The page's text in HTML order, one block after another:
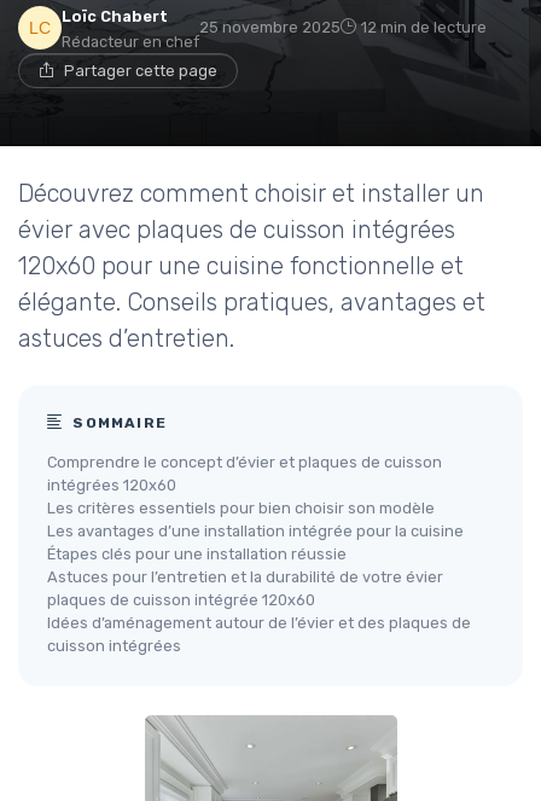
Loïc Chabert
Rédacteur en chef
25 novembre 2025 12 min de lecture
Partager cette page
Découvrez comment choisir et installer un
évier avec plaques de cuisson intégrées
120x60 pour une cuisine fonctionnelle et
élégante. Conseils pratiques, avantages et
astuces d’entretien.
SOMMAIRE
Comprendre le concept d’évier et plaques de cuisson
intégrées 120x60
Les critères essentiels pour bien choisir son modèle
Les avantages d’une installation intégrée pour la cuisine
Étapes clés pour une installation réussie
Astuces pour l’entretien et la durabilité de votre évier
plaques de cuisson intégrée 120x60
Idées d’aménagement autour de l’évier et des plaques de
cuisson intégrées